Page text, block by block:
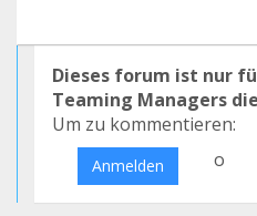
Dieses forum ist nur
Teaming Managers
Um zu kommentieren:
Anmelden o